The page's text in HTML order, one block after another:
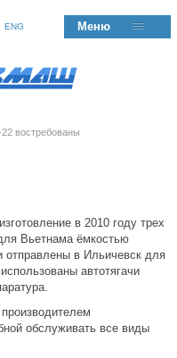
ENG Меню
востребованы
в 2010 году трех
Вьетнама ёмкостью
отправлены в Ильичевск для
автотягачи
обслуживать все виды